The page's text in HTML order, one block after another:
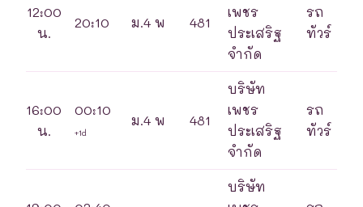
12:00
น.
20:10 ม.4 พ 481
เพชร
ประเสริฐ
จำกัด
รถ
ทัวร์
16:00
น.
00:10
+1d
ม.4 พ 481
บริษัท
เพชร
ประเสริฐ
จำกัด
รถ
ทัวร์
บริษัท